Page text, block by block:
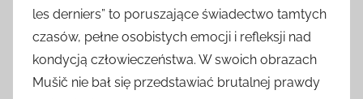
les derniers” to poruszające świadectwo tamtych
czasów, pełne osobistych emocji i refleksji nad
kondycją człowieczeństwa. W swoich obrazach
Mušič nie bał się przedstawiać brutalnej prawdy